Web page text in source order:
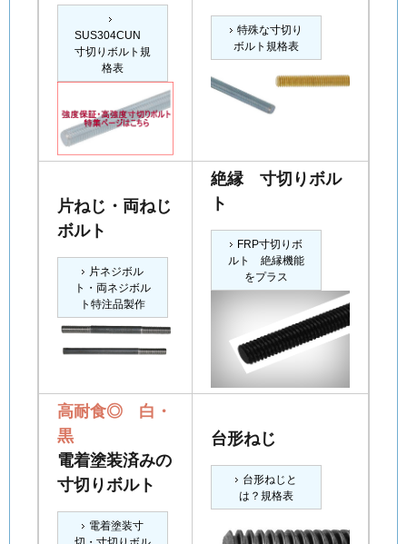
SUS304CUN
寸切りボルト規
格表
特殊な寸切り
ボルト規格表
片ねじ・両ねじ
ボルト
片ネジボル
ト・両ネジボル
ト特注品製作
絶縁 寸切りボル
ト
FRP寸切りボ
ルト 絶縁機能
をプラス
高耐食◎ 白・
黒
電着塗装済みの
寸切りボルト
電着塗装寸
台形ねじ
台形ねじと
は？規格表